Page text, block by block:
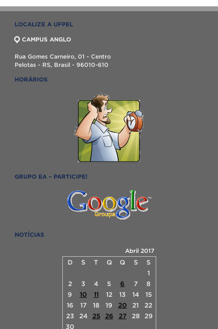
LOCALIZE A UFPEL
CAMPUS ANGLO
Rua Gomes Carneiro, 01 - Centro
Pelotas - RS, Brasil - 96010-610
HORÁRIOS
GRUPO EA – PARTICIPE!
NOTÍCIAS
Abril 2017
D S T Q Q S
S
1
2
3 4 5 6 7
8
9
10 11 12 13 14
15
16
17 18 19 20 21
22
23
24 25 26 27 28
29
30